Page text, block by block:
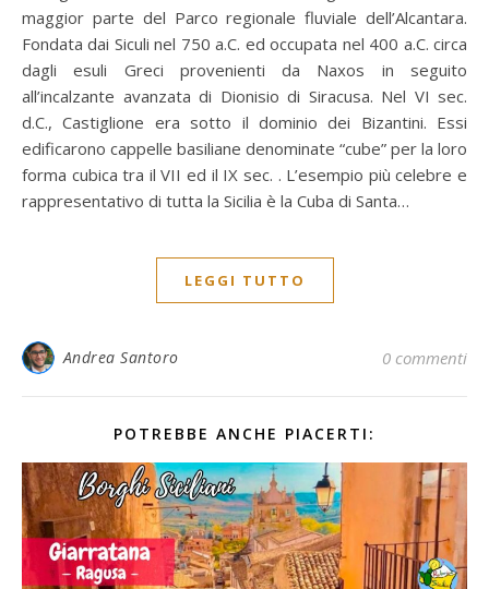
maggior parte del Parco regionale fluviale dell’Alcantara.
Fondata dai Siculi nel 750 a.C. ed occupata nel 400 a.C. circa
dagli esuli Greci provenienti da Naxos in seguito
all’incalzante avanzata di Dionisio di Siracusa. Nel VI sec.
d.C., Castiglione era sotto il dominio dei Bizantini. Essi
edificarono cappelle basiliane denominate “cube” per la loro
forma cubica tra il VII ed il IX sec. . L’esempio più celebre e
rappresentativo di tutta la Sicilia è la Cuba di Santa…
LEGGI TUTTO
Andrea Santoro 0 commenti
POTREBBE ANCHE PIACERTI: